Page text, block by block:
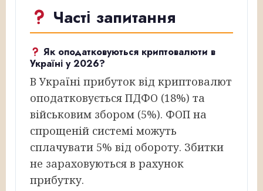
Часті запитання
Як оподатковуються криптовалюти в
Україні у 2026?
В Україні прибуток від криптовалют
оподатковується ПДФО (18%) та
військовим збором (5%). ФОП на
спрощеній системі можуть
сплачувати 5% від обороту. Збитки
не зараховуються в рахунок
прибутку.